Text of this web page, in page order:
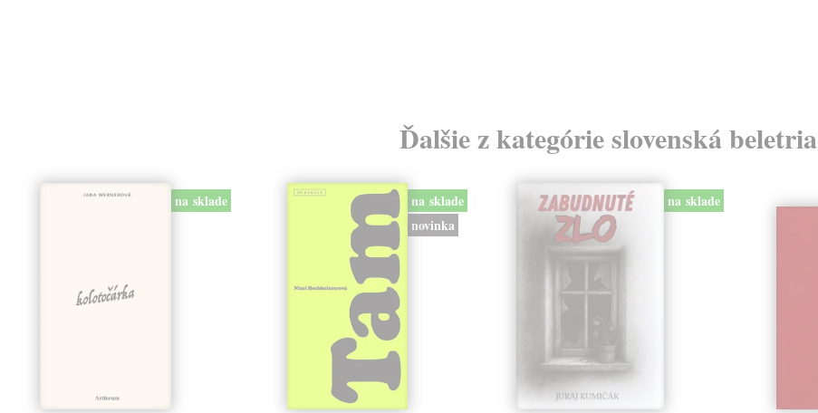
Ďalšie z kategórie slovenská beletria
na sklade
na sklade
novinka
na sklade